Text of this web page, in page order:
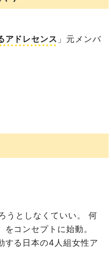
アドレセンス 」元メンバ
うとしなくていい。 何
コンセプトに始動。
する日本の4人組女性ア